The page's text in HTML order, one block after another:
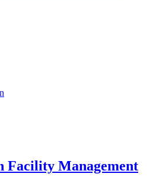
Facility Management